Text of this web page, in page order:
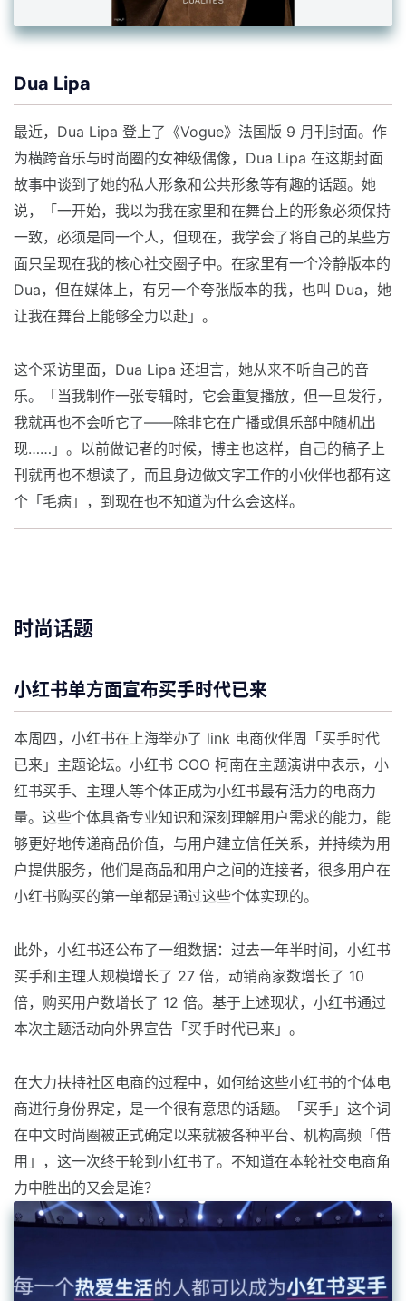
Dua Lipa
最近，Dua Lipa 登上了《Vogue》法国版 9 月刊封面。作
为横跨音乐与时尚圈的女神级偶像，Dua Lipa 在这期封面
故事中谈到了她的私人形象和公共形象等有趣的话题。她
说，「一开始，我以为我在家里和在舞台上的形象必须保持
一致，必须是同一个人，但现在，我学会了将自己的某些方
面只呈现在我的核心社交圈子中。在家里有一个冷静版本的
Dua，但在媒体上，有另一个夸张版本的我，也叫 Dua，她
让我在舞台上能够全力以赴」。
这个采访里面，Dua Lipa 还坦言，她从来不听自己的音
乐。「当我制作一张专辑时，它会重复播放，但一旦发行，
我就再也不会听它了——除非它在广播或俱乐部中随机出
现……」。以前做记者的时候，博主也这样，自己的稿子上
刊就再也不想读了，而且身边做文字工作的小伙伴也都有这
个「毛病」，到现在也不知道为什么会这样。
时尚话题
小红书单方面宣布买手时代已来
本周四，小红书在上海举办了 link 电商伙伴周「买手时代
已来」主题论坛。小红书 COO 柯南在主题演讲中表示，小
红书买手、主理人等个体正成为小红书最有活力的电商力
量。这些个体具备专业知识和深刻理解用户需求的能力，能
够更好地传递商品价值，与用户建立信任关系，并持续为用
户提供服务，他们是商品和用户之间的连接者，很多用户在
小红书购买的第一单都是通过这些个体实现的。
此外，小红书还公布了一组数据：过去一年半时间，小红书
买手和主理人规模增长了 27 倍，动销商家数增长了 10
倍，购买用户数增长了 12 倍。基于上述现状，小红书通过
本次主题活动向外界宣告「买手时代已来」。
在大力扶持社区电商的过程中，如何给这些小红书的个体电
商进行身份界定，是一个很有意思的话题。「买手」这个词
在中文时尚圈被正式确定以来就被各种平台、机构高频「借
用」，这一次终于轮到小红书了。不知道在本轮社交电商角
力中胜出的又会是谁？